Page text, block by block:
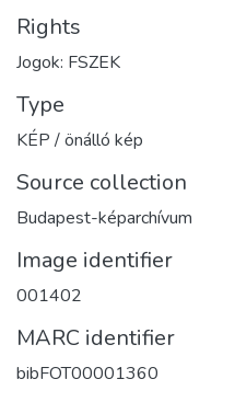
Rights
Jogok: FSZEK
Type
KÉP / önálló kép
Source collection
Budapest-képarchívum
Image identifier
001402
MARC identifier
bibFOT00001360